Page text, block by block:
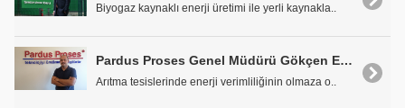
Biyogaz kaynaklı enerji üretimi ile yerli kaynakla..
Pardus Proses Genel Müdürü Gökçen Efe Coşkuner: "Arıtma Tesislerine Maksimum Verimlilik Prensibi ile Yaklaşıyoruz"
Arıtma tesislerinde enerji verimliliğinin olmaza o..